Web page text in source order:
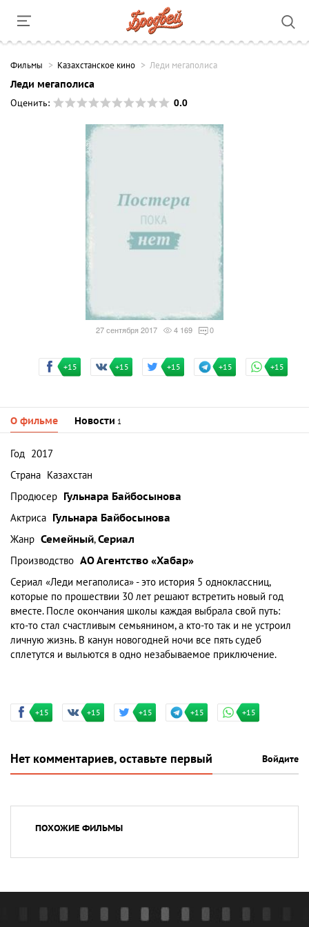
Фильмы Казахстанское кино Леди мегаполиса
Леди мегаполиса
Оценить:
0.0
27 сентября 2017 4 169 0
+15 +15 +15 +15 +15
О фильме Новости 1
Год 2017
Страна
Казахстан
Продюсер
Гульнара Байбосынова
Актриса
Гульнара Байбосынова
Жанр Семейный,Сериал
Производство АО Агентство «Хабар»
Сериал «Леди мегаполиса» - это история 5 одноклассниц,
которые по прошествии 30 лет решают встретить новый год
вместе. После окончания школы каждая выбрала свой путь:
кто-то стал счастливым семьянином, а кто-то так и не устроил
личную жизнь. В канун новогодней ночи все пять судеб
сплетутся и выльются в одно незабываемое приключение.
+15 +15 +15 +15 +15
Нет комментариев, оставьте первый Войдите
ПОХОЖИЕ ФИЛЬМЫ